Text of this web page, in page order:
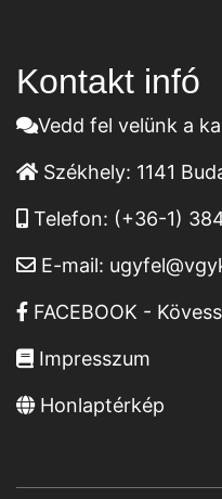
Kontakt infó
Vedd fel velünk a
Székhely: 1141
Telefon: (+36-1)
E-mail:
FACEBOOK -
Impresszum
Honlaptérkép